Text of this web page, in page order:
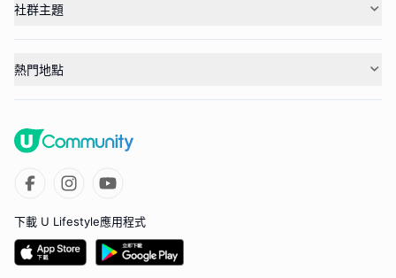
社群主題
熱門地點
下載 U Lifestyle應用程式